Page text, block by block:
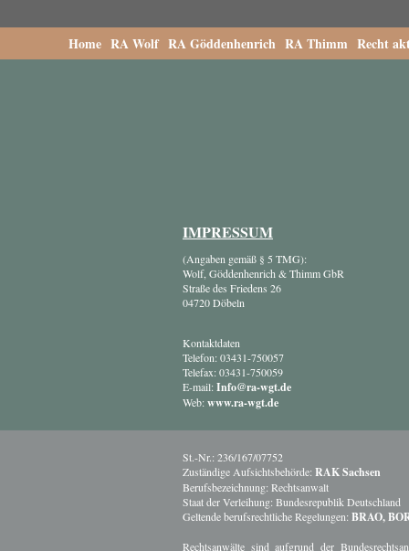
Home RA Wolf RA Göddenhenrich RA Thimm Recht
IMPRESSUM
(Angaben gemäß § 5 TMG):
Wolf, Göddenhenrich & Thimm GbR
Straße des Friedens 26
04720 Döbeln
Kontaktdaten
Telefon: 03431-750057
Telefax: 03431-750059
E-mail:Info@ra-wgt.de
Web:www.ra-wgt.de
St.-Nr.: 236/167/07752
Zuständige Aufsichtsbehörde: RAK Sachsen
Berufsbezeichnung: Rechtsanwalt
Staat der Verleihung: Bundesrepublik Deutschland
Geltende berufsrechtliche Regelungen: BRAO,
Rechtsanwälte sind aufgrund der